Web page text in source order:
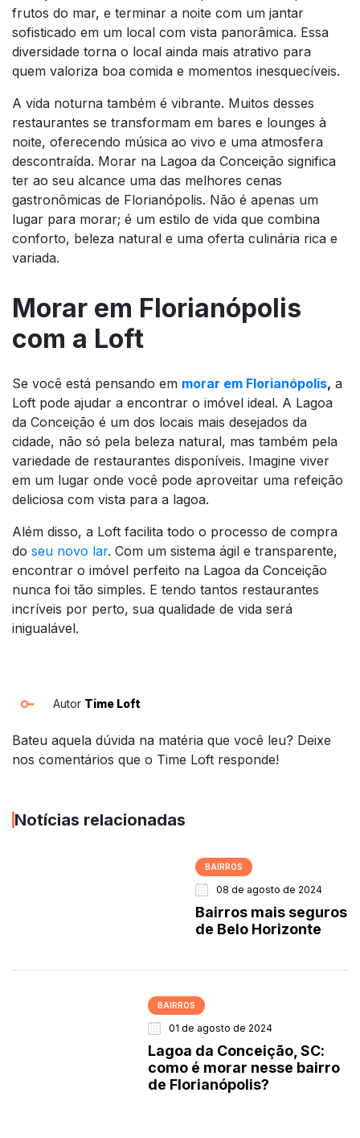
frutos do mar, e terminar a noite com um jantar
sofisticado em um local com vista panorâmica. Essa
diversidade torna o local ainda mais atrativo para
quem valoriza boa comida e momentos inesquecíveis.
A vida noturna também é vibrante. Muitos desses
restaurantes se transformam em bares e lounges à
noite, oferecendo música ao vivo e uma atmosfera
descontraída. Morar na Lagoa da Conceição significa
ter ao seu alcance uma das melhores cenas
gastronômicas de Florianópolis. Não é apenas um
lugar para morar; é um estilo de vida que combina
conforto, beleza natural e uma oferta culinária rica e
variada.
Morar em Florianópolis
com a Loft
Se você está pensando em morar em Florianópolis, a
Loft pode ajudar a encontrar o imóvel ideal. A Lagoa
da Conceição é um dos locais mais desejados da
cidade, não só pela beleza natural, mas também pela
variedade de restaurantes disponíveis. Imagine viver
em um lugar onde você pode aproveitar uma refeição
deliciosa com vista para a lagoa.
Além disso, a Loft facilita todo o processo de compra
do seu novo lar. Com um sistema ágil e transparente,
encontrar o imóvel perfeito na Lagoa da Conceição
nunca foi tão simples. E tendo tantos restaurantes
incríveis por perto, sua qualidade de vida será
inigualável.
Autor Time Loft
Bateu aquela dúvida na matéria que você leu? Deixe
nos comentários que o Time Loft responde!
Notícias relacionadas
BAIRROS
08 de agosto de 2024
Bairros mais seguros
de Belo Horizonte
BAIRROS
01 de agosto de 2024
Lagoa da Conceição, SC:
como é morar nesse bairro
de Florianópolis?